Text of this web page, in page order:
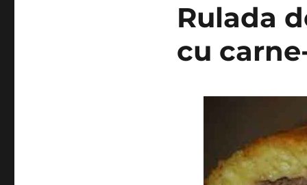
Rulada
cu